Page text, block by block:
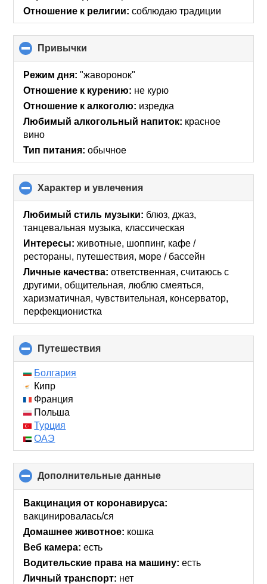
Отношение к религии: соблюдаю традиции
Привычки
to
collapse
Режим дня: "жаворонок"
Отношение к курению: не курю
Отношение к алкоголю: изредка
Любимый алкогольный напиток: красное
вино
Тип питания: обычное
Характер и увлечения
to
collapse
contents
Любимый стиль музыки: блюз, джаз,
танцевальная музыка, классическая
Интересы: животные, шоппинг, кафе /
рестораны, путешествия, море / бассейн
Личные качества: ответственная, считаюсь с
другими, общительная, люблю смеяться,
харизматичная, чувствительная, консерватор,
перфекционистка
Путешествия
to
Болгария
Кипр
Франция
Польша
Турция
ОАЭ
Дополнительные данные
to
collapse
Вакцинация от коронавируса:
вакцинировалась/ся
Домашнее животное: кошка
Веб камера: есть
Водительские права на машину: есть
Личный транспорт: нет